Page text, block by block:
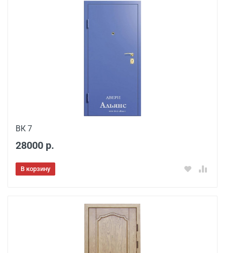
ВК 7
28000 р.
В корзину